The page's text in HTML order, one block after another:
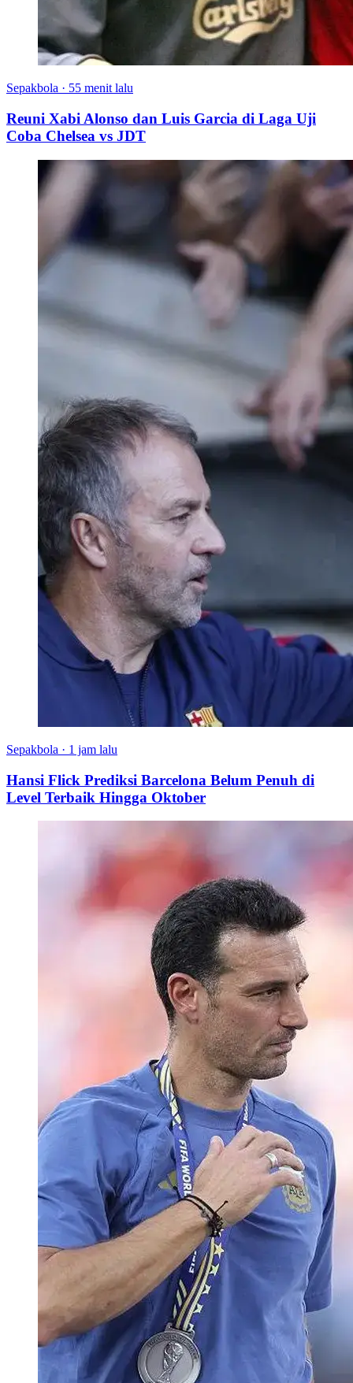
Sepakbola · 55 menit lalu
Reuni Xabi Alonso dan Luis Garcia di Laga Uji
Coba Chelsea vs JDT
Sepakbola · 1 jam lalu
Hansi Flick Prediksi Barcelona Belum Penuh di
Level Terbaik Hingga Oktober